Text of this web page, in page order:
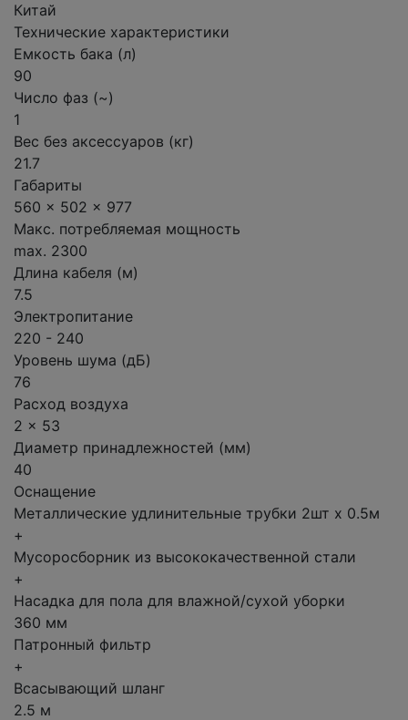
Китай
Технические характеристики
Емкость бака (л)
90
Число фаз (~)
1
Вес без аксессуаров (кг)
21.7
Габариты
560 x 502 x 977
Макс. потребляемая мощность
max. 2300
Длина кабеля (м)
7.5
Электропитание
220 - 240
Уровень шума (дБ)
76
Расход воздуха
2 x 53
Диаметр принадлежностей (мм)
40
Оснащение
Металлические удлинительные трубки 2шт х 0.5м
+
Мусоросборник из высококачественной стали
+
Насадка для пола для влажной/сухой уборки
360 мм
Патронный фильтр
+
Всасывающий шланг
2.5 м